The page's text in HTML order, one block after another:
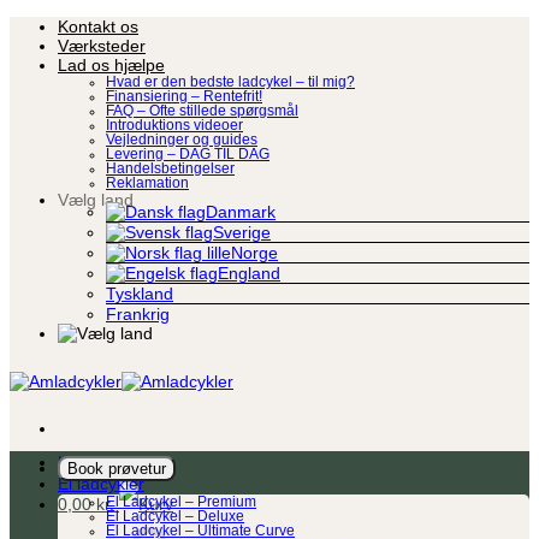
Fortsæt
indhold
Kontakt os
Værksteder
Lad os hjælpe
Hvad er den bedste ladcykel – til mig?
Finansiering – Rentefrit!
FAQ – Ofte stillede spørgsmål
Introduktions videoer
Vejledninger og guides
Levering – DAG TIL DAG
Handelsbetingelser
Reklamation
Vælg land
Danmark
Sverige
Norge
England
Tyskland
Frankrig
Book prøvetur
0,00kr.
Ladcykel
El ladcykler
El Ladcykel – Premium
El Ladcykel – Deluxe
El Ladcykel – Ultimate Curve